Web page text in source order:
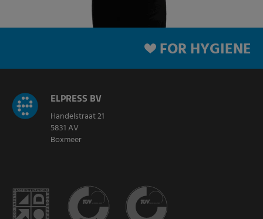
FOR HYGIENE
ELPRESS BV
Handelstraat 21
5831 AV
Boxmeer